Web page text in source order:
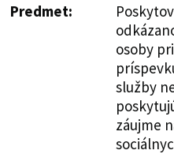
Predmet:
osoby
služby
záujme